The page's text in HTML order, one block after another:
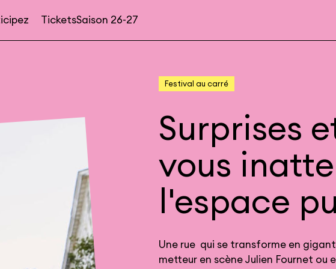
Navigation
TicketsSaison 26-27
Festival au carré
Surprises
vous
l'espace
Une rue qui se transforme en
metteur en scène Julien Fournet ou